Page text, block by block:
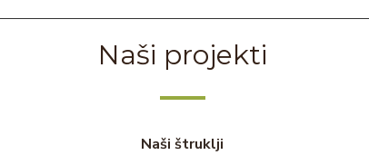
Naši projekti
Naši štruklji